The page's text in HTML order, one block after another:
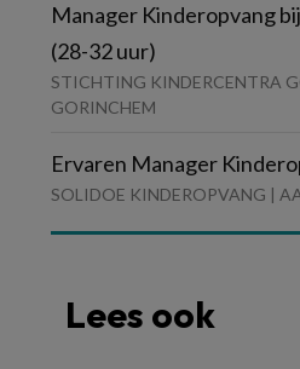
Manager Kinderopvang
(28-32 uur)
STICHTING KINDERCENTRA
GORINCHEM
Ervaren Manager
SOLIDOE KINDEROPVANG |
Lees ook